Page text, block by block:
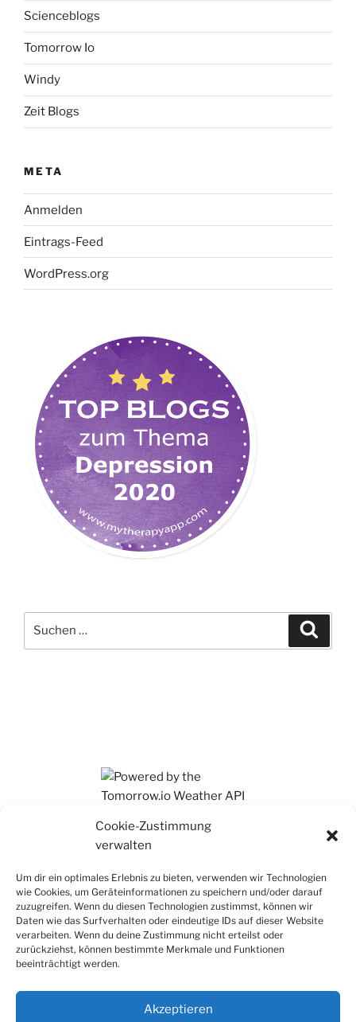
Cookie-Zustimmung
verwalten
Um dir ein optimales Erlebnis zu bieten, verwenden wir Technologien
wie Cookies, um Geräteinformationen zu speichern und/oder darauf
zuzugreifen. Wenn du diesen Technologien zustimmst, können wir
Daten wie das Surfverhalten oder eindeutige IDs auf dieser Website
verarbeiten. Wenn du deine Zustimmung nicht erteilst oder
zurückziehst, können bestimmte Merkmale und Funktionen
beeinträchtigt werden.
Akzeptieren
Scienceblogs
Tomorrow Io
Windy
Zeit Blogs
META
Anmelden
Eintrags-Feed
WordPress.org
nach: